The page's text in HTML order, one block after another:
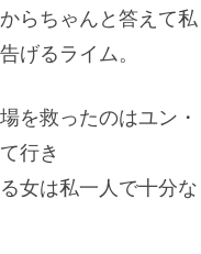
らちゃんと答えて私
げるライム。
を救ったのはユン・
行き
女は私一人で十分な